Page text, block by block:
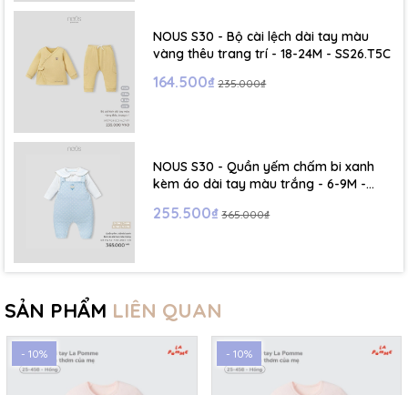
NOUS S30 - Bộ cài lệch dài tay màu
vàng thêu trang trí - 18-24M - SS26.T5C
164.500₫ 235.000₫
NOUS S30 - Quần yếm chấm bi xanh
kèm áo dài tay màu trắng - 6-9M -
255.500₫ 365.000₫
SẢN PHẨM LIÊN QUAN
- 10% - 10%